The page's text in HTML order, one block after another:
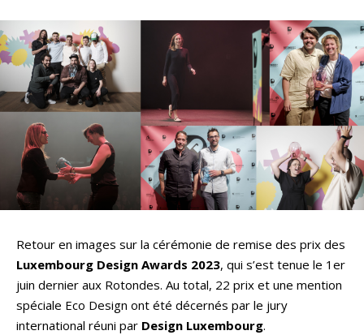
Retour en images sur la cérémonie de remise des prix des
Luxembourg Design Awards 2023, qui s’est tenue le 1er
juin dernier aux Rotondes. Au total, 22 prix et une mention
spéciale Eco Design ont été décernés par le jury
international réuni par Design Luxembourg.